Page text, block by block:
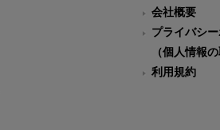
会社概要
プライバシ
（個人情報
利用規約